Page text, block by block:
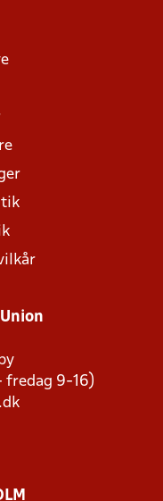
fredag 9-16)